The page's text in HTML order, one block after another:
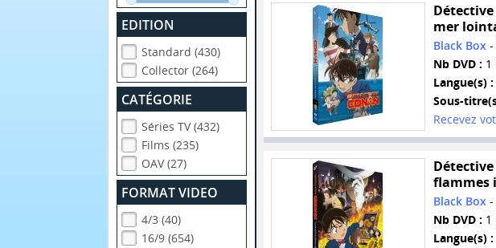
EDITION
Standard (430)
Collector (264)
CATÉGORIE
Séries TV (432)
Films (235)
OAV (27)
FORMAT VIDEO
4/3 (40)
16/9 (654)
mer
Black Box-
Nb DVD : 1
Langue(s) :
Sous-
Recevez
flammes
Black Box-
Nb DVD : 1
Langue(s) :